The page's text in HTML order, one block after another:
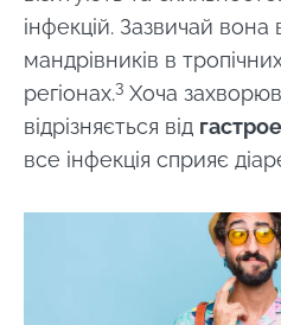
інфекцій. Зазвичай
мандрівників в
регіонах.3 Хоча
відрізняється від
все інфекція сприяє